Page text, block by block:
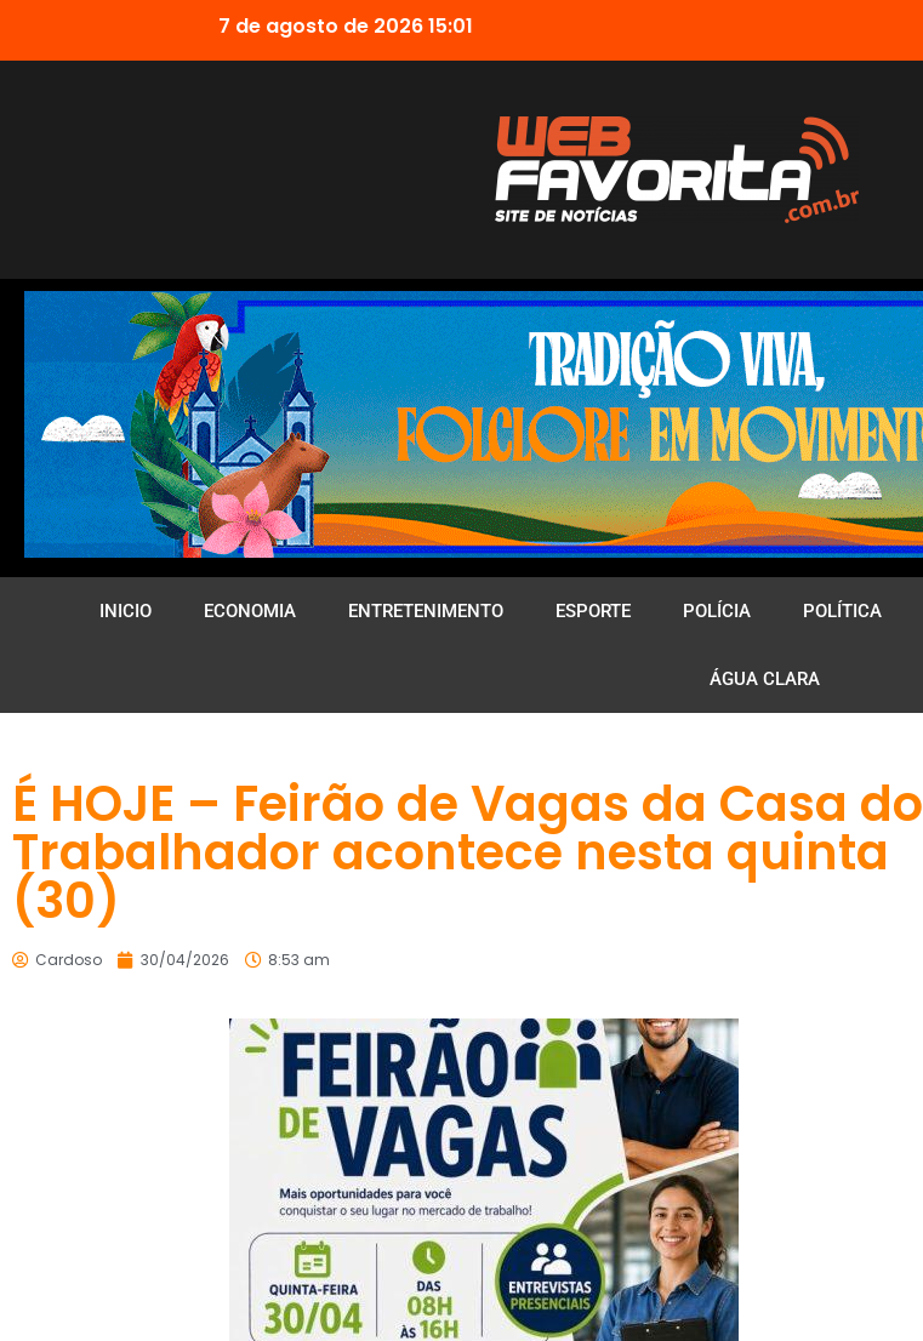
7 de agosto de 2026 15:01
INICIO ECONOMIA ENTRETENIMENTO ESPORTE POLÍCIA POLÍTICA
ÁGUA CLARA
É HOJE – Feirão de Vagas da Casa do
Trabalhador acontece nesta quinta
(30)
Cardoso 30/04/2026 8:53 am